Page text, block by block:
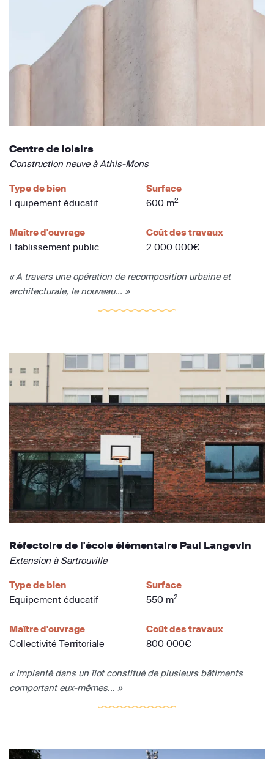
Centre de loisirs
Construction neuve à Athis-Mons
Type de bien
Equipement éducatif
Surface
600 m2
Maître d'ouvrage
Etablissement public
Coût des travaux
2 000 000€
« A travers une opération de recomposition urbaine et
architecturale, le nouveau... »
Réfectoire de l'école élémentaire Paul Langevin
Extension à Sartrouville
Type de bien
Equipement éducatif
Surface
550 m2
Maître d'ouvrage
Collectivité Territoriale
Coût des travaux
800 000€
« Implanté dans un îlot constitué de plusieurs bâtiments
comportant eux-mêmes... »